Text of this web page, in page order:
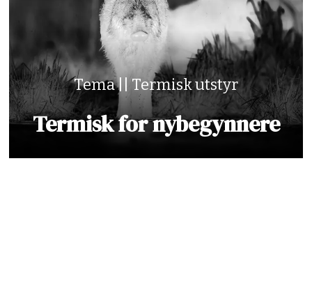
Tema || Termisk utstyr
Termisk for nybegynnere